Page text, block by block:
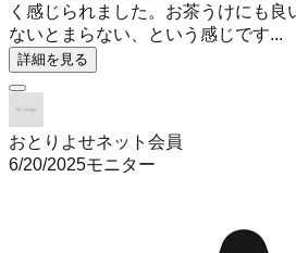
く感じられました。お茶うけにも
ないとまらない、という感じです...
詳細を見る
おとりよせネット会員
6/20/2025モニター